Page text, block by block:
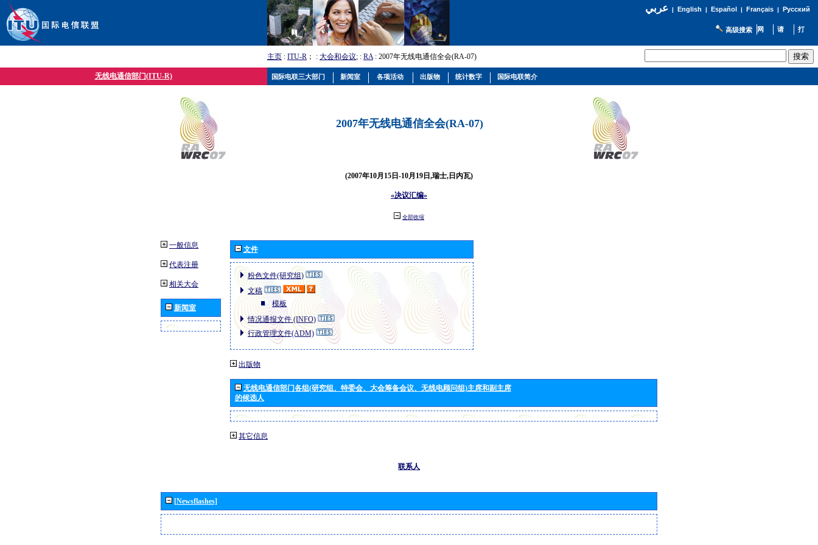
عربي| English | Español | Français| Русский
高级搜索
主页 : ITU-R ； : 大会和会议; : RA: 2007年无线电通信全会(RA-07)
无线电通信部门(ITU-R)
2007年无线电通信全会(RA-07)
(2007年10月15日-10月19日,瑞士,日内瓦)
«决议汇编»
全部收缩
一般信息
代表注册
相关大会
新闻室
文件
粉色文件(研究组)
文稿
模板
情况通报文件 (INFO)
行政管理文件(ADM)
出版物
无线电通信部门各组(研究组、特委会、大会筹备会议、无线电顾问组)主席和副主席
的候选人
其它信息
联系人
[Newsflashes]
国际电联三大部门 新闻室 各项活动 出版物 统计数字 国际电联简介